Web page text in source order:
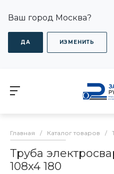
Ваш город Москва?
ДА ИЗМЕНИТЬ
Главная / Каталог товаров /
Труба
108x4 180